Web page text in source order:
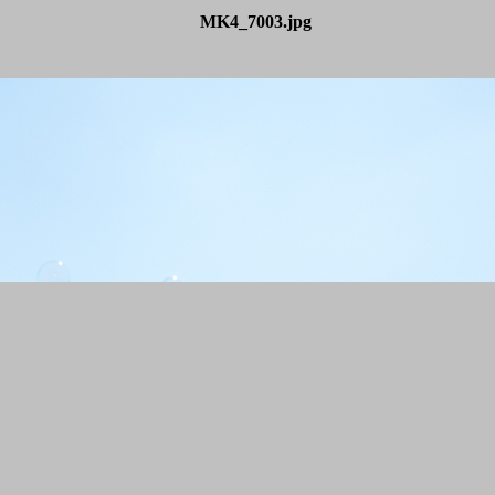
MK4_7003.jpg